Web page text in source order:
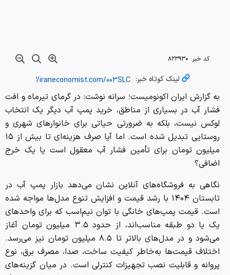
کد خبر: ۸۲۳۹۳۰
لینک کوتاه خبر:
به گزارش ایران اکونومیست؛ سرانه نوشت: در گرمای تیرماه و افت
فشار آب در بسیاری از مناطق، خرید پمپ آب دیگر یک انتخاب
لوکس نیست، بلکه به ضرورتی حیاتی برای خانوارهای شهری و
روستایی تبدیل شده است. اما آیا صرف هزینه‌ای تا بیش از ۱۵
میلیون تومان برای تأمین فشار آب معقول است یا یک خرج
اضافی؟
نگاهی به فروشگاه‌های آنلاین نشان می‌دهد بازار پمپ آب در
تابستان ۱۴۰۴ با رشد قیمت و افزایش تنوع مدل‌ها مواجه شده
است. قیمت پمپ‌های خانگی با توان نیم‌اسب که برای واحدهای
یک یا دو طبقه مناسب‌اند، از حدود ۳.۵ میلیون تومان آغاز
می‌شود و در مدل‌های بالاتر تا ۸.۵ میلیون تومان نیز می‌رسد.
اختلاف قیمت‌ها به‌خاطر کیفیت ساخت، صدا، مصرف برق، نوع
پروانه و قابلیت نصب تجهیزات کنترلی است. در میان گزینه‌های